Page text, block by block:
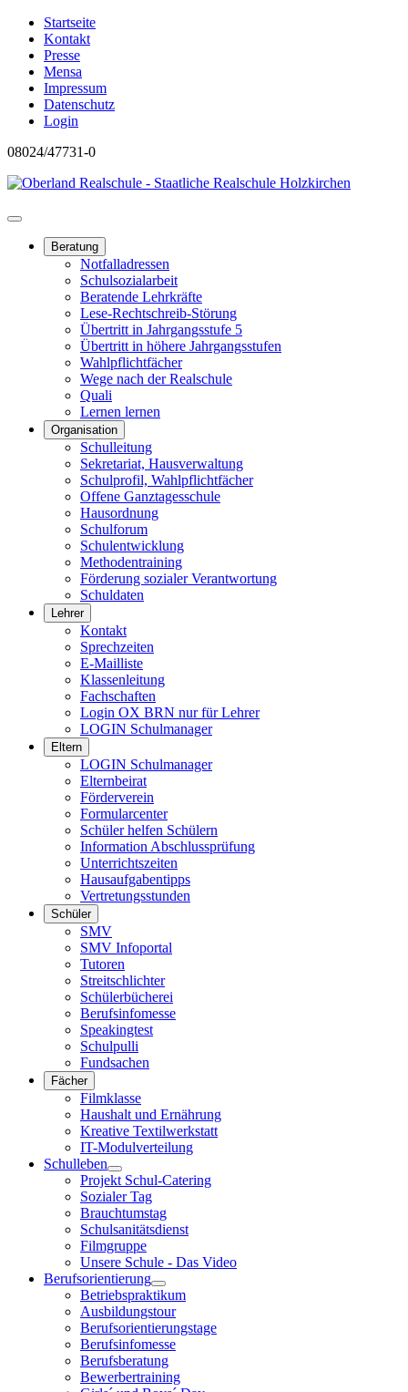
Startseite
Kontakt
Presse
Mensa
Impressum
Datenschutz
Login
08024/47731-0
Beratung
Notfalladressen
Schulsozialarbeit
Beratende Lehrkräfte
Lese-Rechtschreib-Störung
Übertritt in Jahrgangsstufe 5
Übertritt in höhere Jahrgangsstufen
Wahlpflichtfächer
Wege nach der Realschule
Quali
Lernen lernen
Organisation
Schulleitung
Sekretariat, Hausverwaltung
Schulprofil, Wahlpflichtfächer
Offene Ganztagesschule
Hausordnung
Schulforum
Schulentwicklung
Methodentraining
Förderung sozialer Verantwortung
Schuldaten
Lehrer
Kontakt
Sprechzeiten
E-Mailliste
Klassenleitung
Fachschaften
Login OX BRN nur für Lehrer
LOGIN Schulmanager
Eltern
LOGIN Schulmanager
Elternbeirat
Förderverein
Formularcenter
Schüler helfen Schülern
Information Abschlussprüfung
Unterrichtszeiten
Hausaufgabentipps
Vertretungsstunden
Schüler
SMV
SMV Infoportal
Tutoren
Streitschlichter
Schülerbücherei
Berufsinfomesse
Speakingtest
Schulpulli
Fundsachen
Fächer
Filmklasse
Haushalt und Ernährung
Kreative Textilwerkstatt
IT-Modulverteilung
Schulleben
Projekt Schul-Catering
Sozialer Tag
Brauchtumstag
Schulsanitätsdienst
Filmgruppe
Unsere Schule - Das Video
Berufsorientierung
Betriebspraktikum
Ausbildungstour
Berufsorientierungstage
Berufsinfomesse
Berufsberatung
Bewerbertraining